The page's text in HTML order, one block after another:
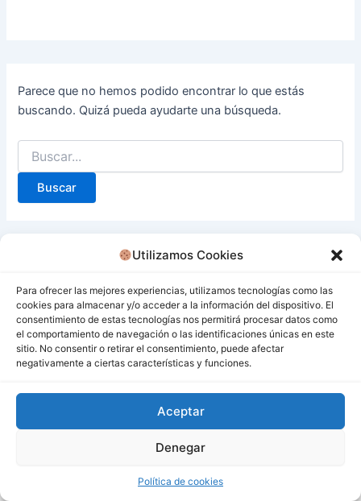
Utilizamos Cookies
Para ofrecer las mejores experiencias, utilizamos tecnologías como las
cookies para almacenar y/o acceder a la información del dispositivo. El
consentimiento de estas tecnologías nos permitirá procesar datos como
el comportamiento de navegación o las identificaciones únicas en este
sitio. No consentir o retirar el consentimiento, puede afectar
negativamente a ciertas características y funciones.
Aceptar
Denegar
Política de cookies
Parece que no hemos podido encontrar lo que estás
buscando. Quizá pueda ayudarte una búsqueda.
Todos los derechos © 2026 San Miguel De Los Bancos |